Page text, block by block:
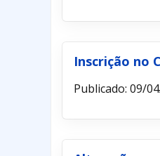
Inscrição no
Publicado: 09/